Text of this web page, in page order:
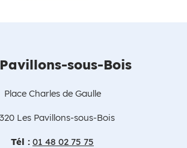
sous-Bois
Place Charles de Gaulle
Les Pavillons-sous-Bois
Tél : 01 48 02 75 75